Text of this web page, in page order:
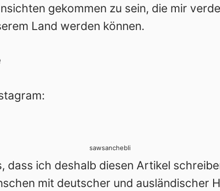
gekommen zu sein, die mir
Land werden können.
sawsanchebli
dass ich deshalb diesen Artikel
mit deutscher und ausländischer